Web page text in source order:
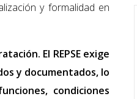
y formalidad en
El REPSE exige
y documentados, lo
condiciones